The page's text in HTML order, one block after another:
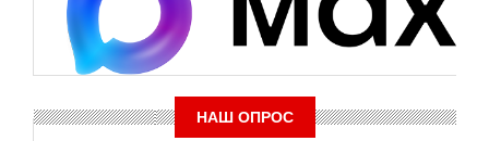
НАШ ОПРОС